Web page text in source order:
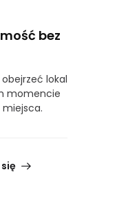
bez
lokal
momencie
miejsca.